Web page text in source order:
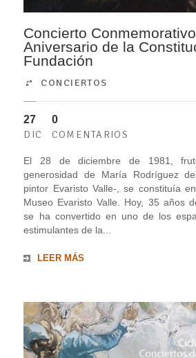
Concierto
Aniversario de la
Fundación
CONCIERTOS
27
DIC
0
COMENTARIOS
El 28 de diciembre de 1981,
generosidad de María Rodríguez
pintor Evaristo Valle-, se constituía
Museo Evaristo Valle. Hoy, 35 años
se ha convertido en uno de los
estimulantes de la...
LEER MÁS